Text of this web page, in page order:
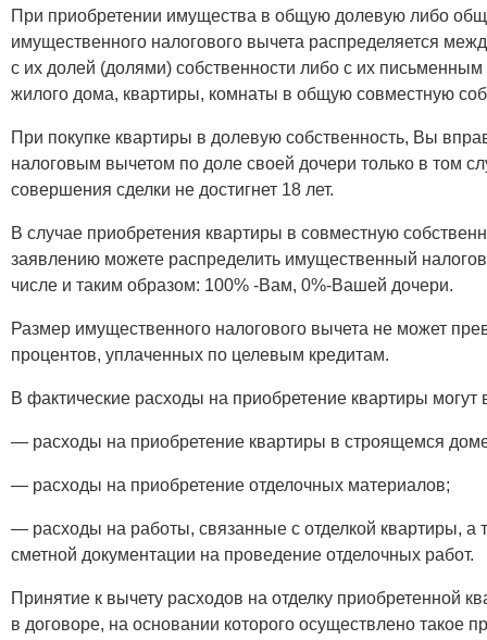
При приобретении имущества в общую долевую либо
имущественного налогового вычета распределяется
с их долей (долями) собственности либо с их
жилого дома, квартиры, комнаты в общую совместную
При покупке квартиры в долевую собственность, Вы
налоговым вычетом по доле своей дочери только в том
совершения сделки не достигнет 18 лет.
В случае приобретения квартиры в совместную
заявлению можете распределить имущественный
числе и таким образом: 100% -Вам, 0%-Вашей дочери.
Размер имущественного налогового вычета не может
процентов, уплаченных по целевым кредитам.
В фактические расходы на приобретение квартиры могут
— расходы на приобретение квартиры в строящемся
— расходы на приобретение отделочных материалов;
— расходы на работы, связанные с отделкой квартиры, а
сметной документации на проведение отделочных работ.
Принятие к вычету расходов на отделку приобретенной
в договоре, на основании которого осуществлено такое